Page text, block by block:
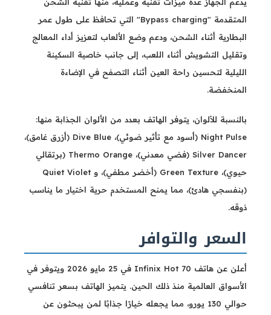
المتقدمة "Bypass charging" التي تحافظ على طول عمر
البطارية أثناء الشحن، ودعم وضع الألعاب لتعزيز أداء المعالج
وتقليل التشويش أثناء اللعب، إلى جانب خاصية السكينة
الليلية لتحسين راحة العين أثناء التصفح في الإضاءة
المنخفضة.
بالنسبة للألوان، يتوفر الهاتف بعدد من الألوان الجذابة منها:
Night Pulse (أسود مع تأثير ضوئي)، Dive Blue (أزرق غامق)،
Silver Dancer (فضي معدني)، Thermo Orange (برتقالي
حيوي)، Green Texture (أخضر مطفي)، و Quiet Violet
(بنفسجي هادئ)، مما يمنح المستخدم حرية اختيار ما يناسب
ذوقه.
السعر والتوافر
أعلن عن هاتف Infinix Hot 70 في 25 مايو 2026 ويتوفر في
الأسواق العالمية منذ ذلك الحين. يتميز الهاتف بسعر تنافسي
حوالي 130 يورو، مما يجعله خيارًا جذابًا لمن يبحثون عن